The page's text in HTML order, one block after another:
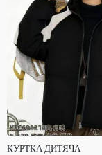
КУРТКА ДИТЯЧА